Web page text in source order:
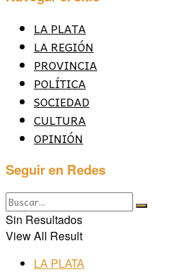
LA PLATA
LA REGIÓN
PROVINCIA
POLÍTICA
SOCIEDAD
CULTURA
OPINIÓN
Seguir en Redes
Sin Resultados
View All Result
LA PLATA